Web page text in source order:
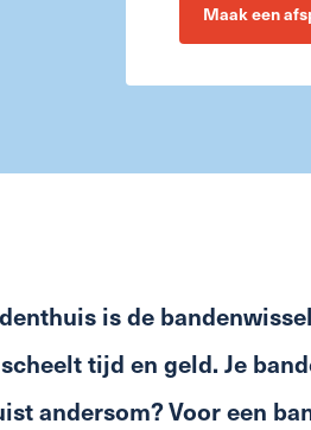
Maak een
is de
tijd en geld. Je
andersom? Voor een